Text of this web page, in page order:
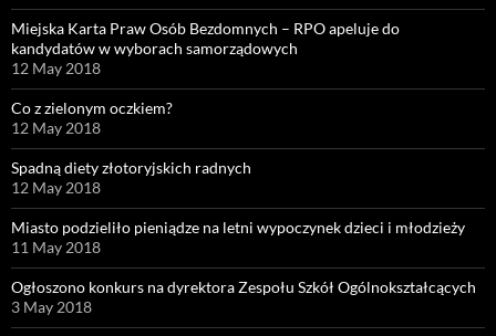
Miejska Karta Praw Osób Bezdomnych – RPO apeluje do
kandydatów w wyborach samorządowych
12 May 2018
Co z zielonym oczkiem?
12 May 2018
Spadną diety złotoryjskich radnych
12 May 2018
Miasto podzieliło pieniądze na letni wypoczynek dzieci i młodzieży
11 May 2018
Ogłoszono konkurs na dyrektora Zespołu Szkół Ogólnokształcących
3 May 2018